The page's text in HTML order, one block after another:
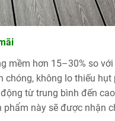
mềm hơn 15–30% so
chóng, không lo thiếu hụt
từ trung bình đến
này sẽ được nhận